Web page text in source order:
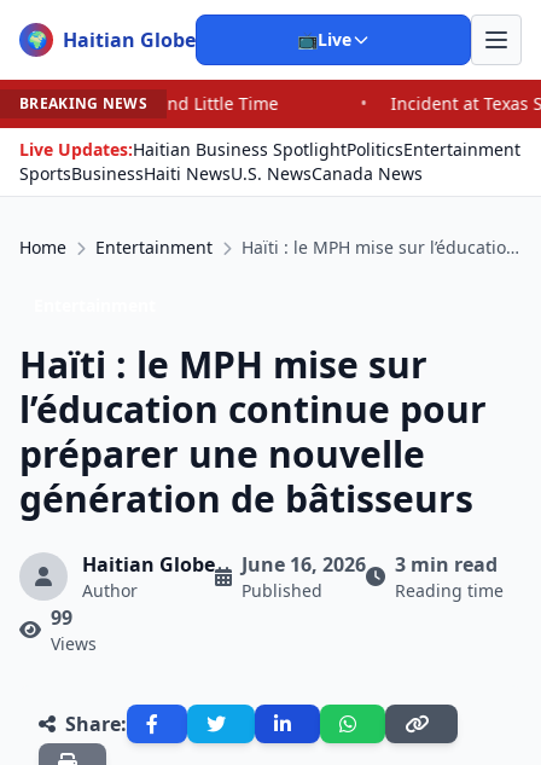
🌍 Haitian Globe 📺Live
BREAKING NEWS
Time •
Incident at Texas School Underscores
Live Updates:Haitian Business SpotlightPoliticsEntertainment
SportsBusinessHaiti NewsU.S. NewsCanada News
Home Entertainment Haïti : le MPH mise sur l’éducation continue pour préparer une nouvelle génération de bâtisseurs
Haïti : le MPH mise sur
l’éducation continue pour
préparer une nouvelle
génération de bâtisseurs
Haitian Globe
Author
June 16, 2026
Published
3 min read
Reading time
99
Views
Share: